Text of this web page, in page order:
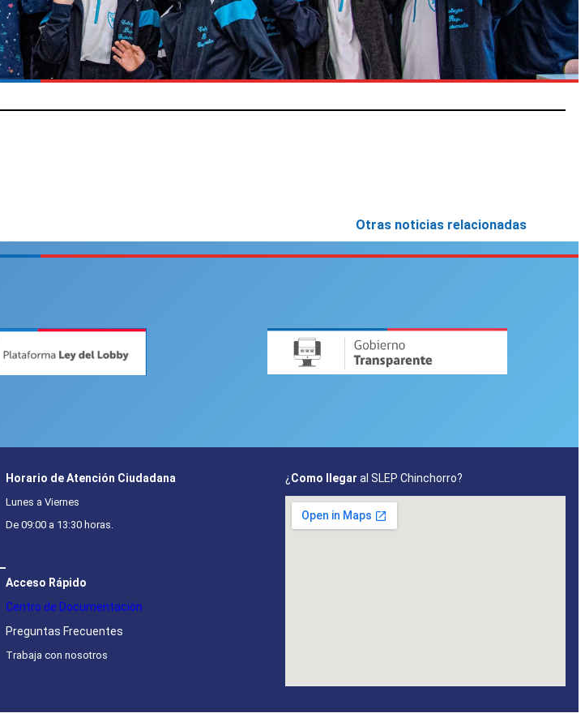
Otras noticias relacionadas
Horario de Atención Ciudadana
Lunes a Viernes
De 09:00 a 13:30 horas.
Acceso Rápido
Centro de Documentación
Preguntas Frecuentes
Trabaja con nosotros
¿ Como llegar al SLEP Chinchorro?